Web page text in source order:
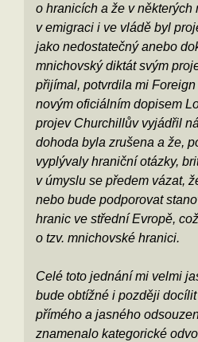
o hranicích a že v některých
v emigraci i ve vládě byl
jako nedostatečný anebo
mnichovský diktát svým
přijímal, potvrdila mi
novým oficiálním dopisem
projev Churchillův vyjádřil
dohoda byla zrušena a že,
vyplývaly hraniční otázky,
v úmyslu se předem vázat,
nebo bude podporovat
hranic ve střední Evropě,
o tzv. mnichovské hranici.
Celé toto jednání mi velmi
bude obtížné i později
přímého a jasného
znamenalo kategorické